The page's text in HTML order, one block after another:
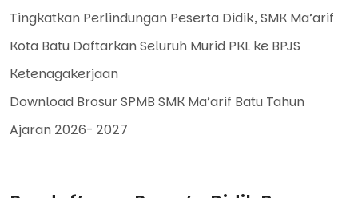
Tingkatkan Perlindungan Peserta Didik, SMK Ma’arif
Kota Batu Daftarkan Seluruh Murid PKL ke BPJS
Ketenagakerjaan
Download Brosur SPMB SMK Ma’arif Batu Tahun
Ajaran 2026- 2027